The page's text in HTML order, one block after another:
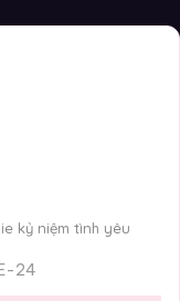
kỷ niệm tình yêu
24